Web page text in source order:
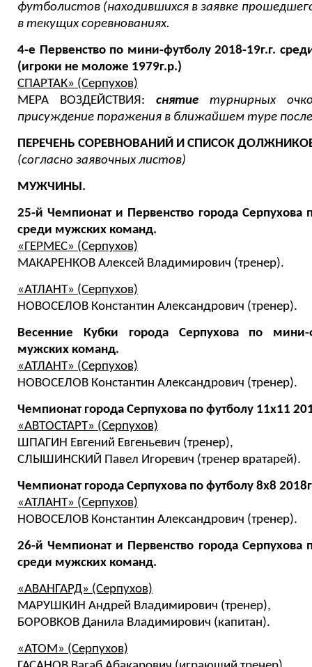
футболистов (находившихся в заявке
в текущих соревнованиях.
4-е Первенство по мини-футболу 2018-19г.г.
(игроки не моложе 1979г.р.)
СПАРТАК» (Серпухов)
МЕРА ВОЗДЕЙСТВИЯ: снятие турнирных
присуждение поражения в ближайшем туре после
ПЕРЕЧЕНЬ СОРЕВНОВАНИЙ И СПИСОК
(согласно заявочных листов)
МУЖЧИНЫ.
25-й Чемпионат и Первенство города Серпухова
среди мужских команд.
«ГЕРМЕС» (Серпухов)
МАКАРЕНКОВ Алексей Владимирович (тренер).
«АТЛАНТ» (Серпухов)
НОВОСЕЛОВ Константин Александрович (тренер).
Весенние Кубки города Серпухова по мини-
мужских команд.
«АТЛАНТ» (Серпухов)
НОВОСЕЛОВ Константин Александрович (тренер).
Чемпионат города Серпухова по футболу 11х11
«АВТОСТАРТ» (Серпухов)
ШПАГИН Евгений Евгеньевич (тренер),
СЛЫШИНСКИЙ Павел Игоревич (тренер вратарей).
Чемпионат города Серпухова по футболу 8х8
«АТЛАНТ» (Серпухов)
НОВОСЕЛОВ Константин Александрович (тренер).
26-й Чемпионат и Первенство города Серпухова
среди мужских команд.
«АВАНГАРД» (Серпухов)
МАРУШКИН Андрей Владимирович (тренер),
БОРОВКОВ Данила Владимирович (капитан).
«АТОМ» (Серпухов)